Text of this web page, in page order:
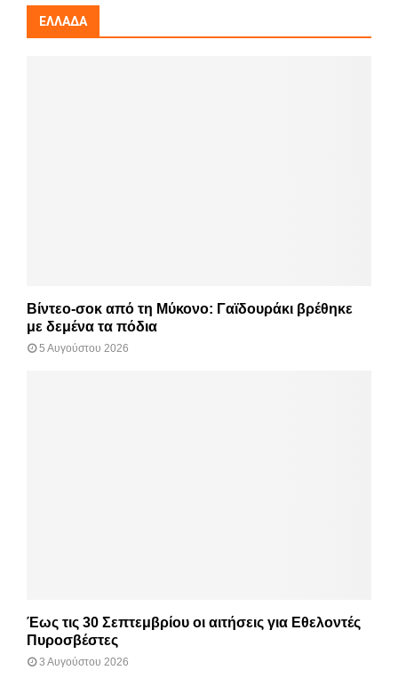
ΕΛΛΆΔΑ
Βίντεο-σοκ από τη Μύκονο: Γαϊδουράκι βρέθηκε
με δεμένα τα πόδια
5 Αυγούστου 2026
Έως τις 30 Σεπτεμβρίου οι αιτήσεις για Εθελοντές
Πυροσβέστες
3 Αυγούστου 2026